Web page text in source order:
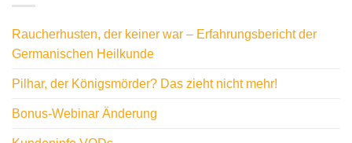
Raucherhusten, der keiner war – Erfahrungsbericht der
Germanischen Heilkunde
Pilhar, der Königsmörder? Das zieht nicht mehr!
Bonus-Webinar Änderung